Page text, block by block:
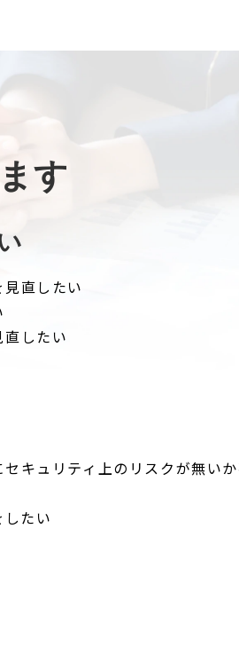
す
直したい
したい
キュリティ上のリスクが無い
たい